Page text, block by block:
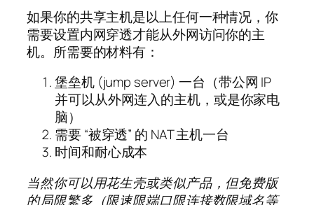
如果你的共享主机是以上任何一种情况，你
需要设置内网穿透才能从外网访问你的主
机。所需要的材料有：
堡垒机 (jump server) 一台（带公网 IP
并可以从外网连入的主机，或是你家电
脑）
需要 “被穿透” 的 NAT 主机一台
时间和耐心成本
当然你可以用花生壳或类似产品，但免费版
的局限繁多（限速限端口限连接数限域名等